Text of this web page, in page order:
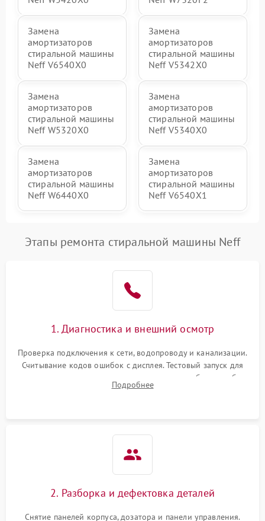
Замена
амортизаторов
стиральной машины
Neff V6540X0
Замена
амортизаторов
стиральной машины
Neff V5342X0
Замена
амортизаторов
стиральной машины
Neff W5320X0
Замена
амортизаторов
стиральной машины
Neff V5340X0
Замена
амортизаторов
стиральной машины
Neff W6440X0
Замена
амортизаторов
стиральной машины
Neff V6540X1
Этапы ремонта стиральной машины Neff
1. Диагностика и внешний осмотр
Проверка подключения к сети, водопроводу и канализации.
Считывание кодов ошибок с дисплея. Тестовый запуск для
выявления посторонних шумов, протечек или сбоев в работе
электронного модуля управления.
Подробнее
2. Разборка и дефектовка деталей
Снятие панелей корпуса, дозатора и панели управления.